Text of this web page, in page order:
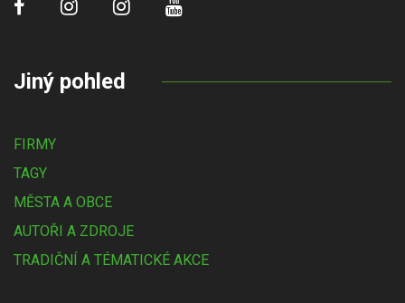
Jiný pohled
FIRMY
TAGY
MĚSTA A OBCE
AUTOŘI A ZDROJE
TRADIČNÍ A TÉMATICKÉ AKCE